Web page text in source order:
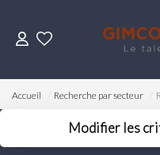
Accueil Recherche par secteur
Modifier les